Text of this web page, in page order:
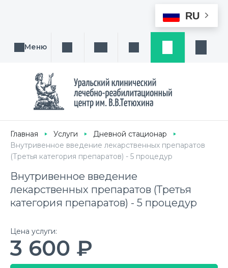
RU
Меню Поиск услуги, направления или врача
Написать намЗаказ звонка
Главная Услуги
Дневной стационар
Внутривенное введение лекарственных препаратов
(Третья категория препаратов) - 5 процедур
Внутривенное введение
лекарственных препаратов (Третья
категория препаратов) - 5 процедур
Цена услуги:
3 600 ₽